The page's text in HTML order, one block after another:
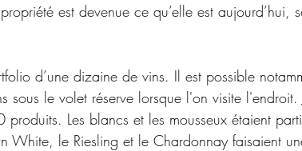
est devenue ce qu’elle est aujourd’hui,
d’une dizaine de vins. Il est possible
sous le volet réserve lorsque l'on visite
Les blancs et les mousseux étaient
White, le Riesling et le Chardonnay faisaient